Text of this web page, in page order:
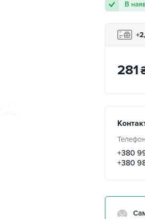
В
281
+380
+380